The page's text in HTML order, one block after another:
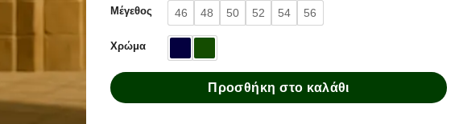
Μέγεθος 46 48 50 52 54 56
Χρώμα
Προσθήκη στο καλάθι